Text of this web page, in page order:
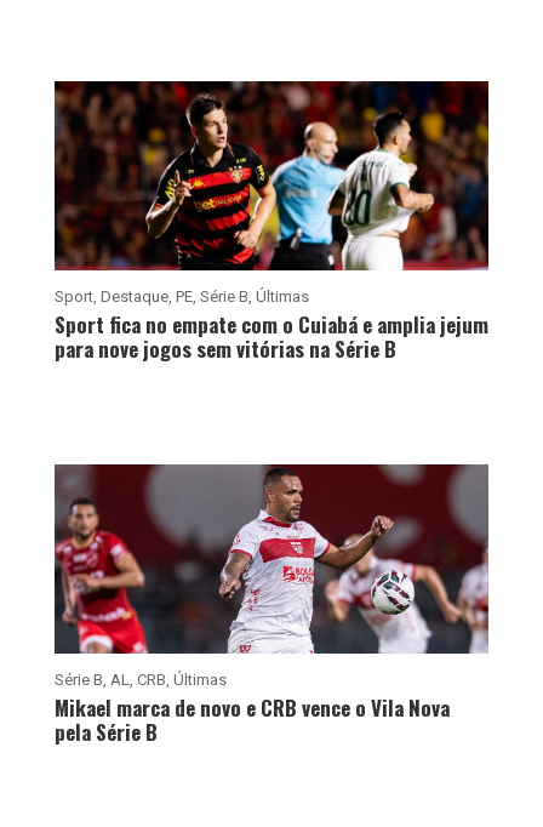
Sport, Destaque, PE, Série B, Últimas
Sport fica no empate com o Cuiabá e amplia jejum
para nove jogos sem vitórias na Série B
Série B, AL, CRB, Últimas
Mikael marca de novo e CRB vence o Vila Nova
pela Série B